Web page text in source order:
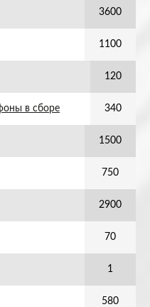
3600
1100
120
в сборе 340
1500
750
2900
70
1
580